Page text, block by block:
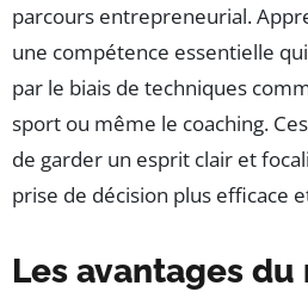
parcours entrepreneurial.
une compétence essentielle
par le biais de techniques
sport ou même le coaching.
de garder un esprit clair et
prise de décision plus efficace
Les avantages